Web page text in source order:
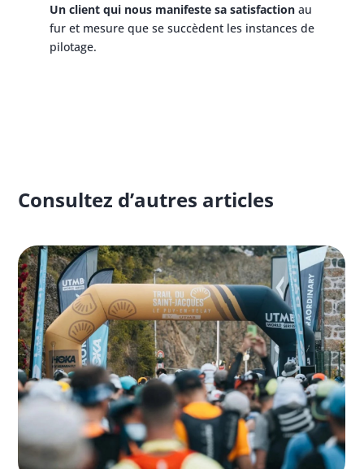
Un client qui nous manifeste sa satisfaction au
fur et mesure que se succèdent les instances de
pilotage.
Consultez d’autres articles